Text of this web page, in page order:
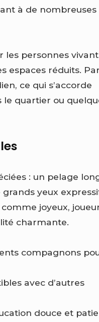
à de nombreuses
les personnes
espaces réduits.
ce qui s’accorde
quartier ou
: un pelage
yeux
joyeux,
charmante.
compagnons
avec d’autres
douce et